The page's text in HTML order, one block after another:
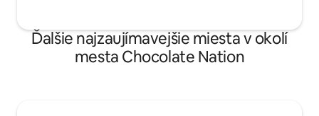
Ďalšie najzaujímavejšie miesta v okolí
mesta Chocolate Nation